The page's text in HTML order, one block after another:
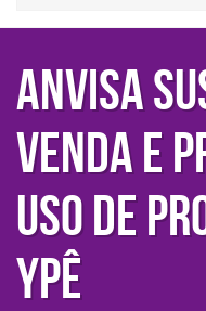
Anvisa
venda e
uso de
Ypê